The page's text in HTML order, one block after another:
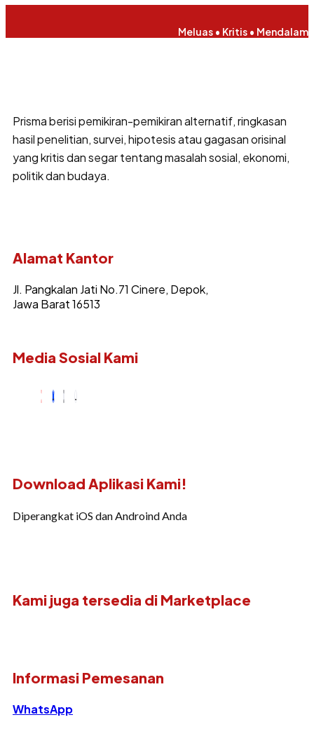
Meluas • Kritis • Mendalam
Prisma berisi pemikiran-pemikiran alternatif, ringkasan
hasil penelitian, survei, hipotesis atau gagasan orisinal
yang kritis dan segar tentang masalah sosial, ekonomi,
politik dan budaya.
Alamat Kantor
Jl. Pangkalan Jati No.71 Cinere, Depok,
Jawa Barat 16513
Media Sosial Kami
Download Aplikasi Kami!
Diperangkat iOS dan Androind Anda
Kami juga tersedia di Marketplace
Informasi Pemesanan
WhatsApp